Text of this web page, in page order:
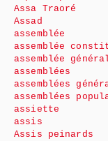
Assa Traoré
Assad
assemblée
assemblée
assemblée
assemblées
assemblées
assemblées
assiette
assis
Assis peinards